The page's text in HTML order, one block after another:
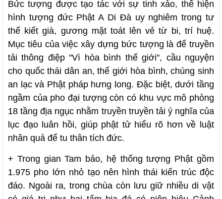
Bức tượng được tạo tác với sự tinh xảo, thể hiện
hình tượng đức Phật A Di Đà uy nghiêm trong tư
thế kiết già, gương mặt toát lên vẻ từ bi, trí huệ.
Mục tiêu của việc xây dựng bức tượng là để truyền
tải thông điệp "Vì hòa bình thế giới", cầu nguyện
cho quốc thái dân an, thế giới hòa bình, chúng sinh
an lạc và Phật pháp hưng long. Đặc biệt, dưới tầng
ngầm của pho đại tượng còn có khu vực mô phỏng
18 tầng địa ngục nhằm truyền truyền tải ý nghĩa của
lục đạo luân hồi, giúp phật tử hiểu rõ hơn về luật
nhân quả để tu thân tích đức.
+ Trong gian Tam bảo, hệ thống tượng Phật gồm
1.975 pho lớn nhỏ tạo nên hình thái kiến trúc độc
đáo. Ngoài ra, trong chùa còn lưu giữ nhiều di vật